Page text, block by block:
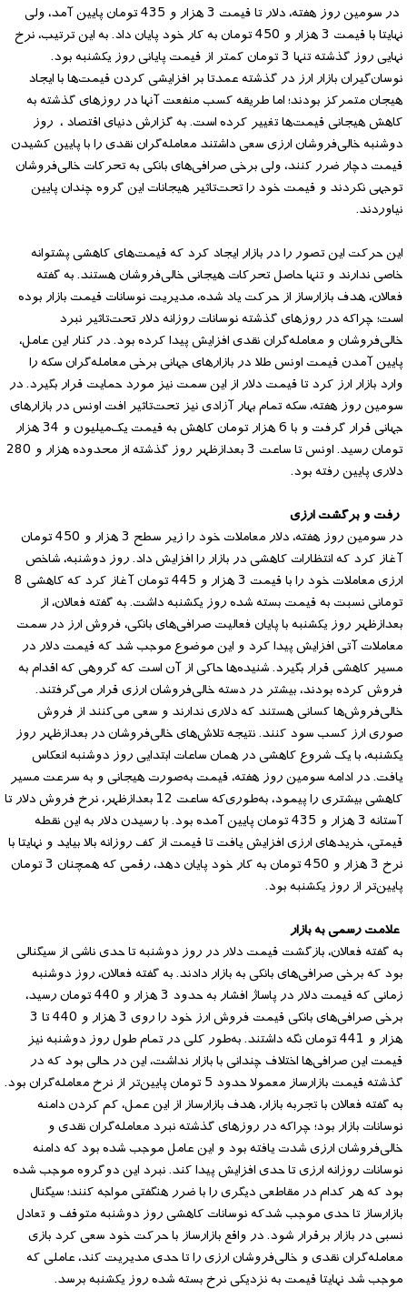
در سومین روز هفته، دلار تا قیمت 3 هزار و 435 تومان پایین آمد، ولی
نهایتا با قیمت 3 هزار و 450 تومان به کار خود پایان داد. به این ترتیب، نرخ
نهایی روز گذشته تنها 3 تومان کمتر از قیمت پایانی روز یکشنبه بود.
نوسان‌گیران بازار ارز در گذشته عمدتا بر افزایشی کردن قیمت‌ها با ایجاد
هیجان متمرکز بودند؛ اما طریقه کسب منفعت آنها در روزهای گذشته به
کاهش هیجانی قیمت‌ها تغییر کرده است. به گزارش دنیای اقتصاد ، روز
دوشنبه خالی‌فروشان ارزی سعی داشتند معامله‌گران نقدی را با پایین کشیدن
قیمت دچار ضرر کنند، ولی برخی صرافی‌های بانکی به تحرکات خالی‌فروشان
توجهی نکردند و قیمت خود را تحت‌تاثیر هیجانات این گروه چندان پایین
نیاوردند.
این حرکت این تصور را در بازار ایجاد کرد که قیمت‌های کاهشی پشتوانه
خاصی ندارند و تنها حاصل تحرکات هیجانی خالی‌فروشان هستند. به گفته
فعالان، هدف بازارساز از حرکت یاد شده، مدیریت نوسانات قیمت بازار بوده
است؛ چراکه در روزهای گذشته نوسانات روزانه دلار تحت‌تاثیر نبرد
خالی‌فروشان و معامله‌گران نقدی افزایش پیدا کرده بود. در کنار این عامل،
پایین آمدن قیمت اونس طلا در بازارهای جهانی برخی معامله‌گران سکه را
وارد بازار ارز کرد تا قیمت دلار از این سمت نیز مورد حمایت قرار بگیرد. در
سومین روز هفته، سکه تمام بهار آزادی نیز تحت‌تاثیر افت اونس در بازارهای
جهانی قرار گرفت و با 6 هزار تومان کاهش به قیمت یک‌میلیون و 34 هزار
تومان رسید. اونس تا ساعت 3 بعدازظهر روز گذشته از محدوده هزار و 280
دلاری پایین رفته بود.
رفت و برگشت ارزی
در سومین روز هفته، دلار معاملات خود را زیر سطح 3 هزار و 450 تومان
آغاز کرد که انتظارات کاهشی در بازار را افزایش داد. روز دوشنبه، شاخص
ارزی معاملات خود را با قیمت 3 هزار و 445 تومان آغاز کرد که کاهشی 8
تومانی نسبت به قیمت بسته شده روز یکشنبه داشت. به گفته فعالان، از
بعدازظهر روز یکشنبه با پایان فعالیت صرافی‌های بانکی، فروش ارز در سمت
معاملات آتی افزایش پیدا کرد و این موضوع موجب شد که قیمت دلار در
مسیر کاهشی قرار بگیرد. شنیده‌ها حاکی از آن است که گروهی که اقدام به
فروش کرده بودند، بیشتر در دسته خالی‌فروشان ارزی قرار می‌گرفتند.
خالی‌فروش‌ها کسانی هستند که دلاری ندارند و سعی می‌کنند از فروش
صوری ارز کسب سود کنند. نتیجه تلاش‌های خالی‌فروشان در بعدازظهر روز
یکشنبه، با یک شروع کاهشی در همان ساعات ابتدایی روز دوشنبه انعکاس
یافت. در ادامه سومین روز هفته، قیمت به‌صورت هیجانی و به سرعت مسیر
کاهشی بیشتری را پیمود، به‌طوری‌که ساعت 12 بعدازظهر، نرخ فروش دلار تا
آستانه 3 هزار و 435 تومان پایین آمده بود. با رسیدن دلار به این نقطه
قیمتی، خریدهای ارزی افزایش یافت تا قیمت از کف روزانه بالا بیاید و نهایتا با
نرخ 3 هزار و 450 تومان به کار خود پایان دهد، رقمی که همچنان 3 تومان
پایین‌تر از روز یکشنبه بود.
علامت رسمی به بازار
به گفته فعالان، بازگشت قیمت دلار در روز دوشنبه تا حدی ناشی از سیگنالی
بود که برخی صرافی‌های بانکی به بازار دادند. به گفته فعالان، روز دوشنبه
زمانی که قیمت دلار در پاساژ افشار به حدود 3 هزار و 440 تومان رسید،
برخی صرافی‌های بانکی قیمت فروش ارز خود را روی 3 هزار و 440 تا 3
هزار و 441 تومان نگه داشتند. به‌طور کلی در تمام طول روز دوشنبه نیز
قیمت این صرافی‌ها اختلاف چندانی با بازار نداشت، این در حالی بود که در
گذشته قیمت بازارساز معمولا حدود 5 تومان پایین‌تر از نرخ معامله‌گران بود.
به گفته فعالان با تجربه بازار، هدف بازارساز از این عمل، کم کردن دامنه
نوسانات بازار بود؛ چراکه در روزهای گذشته نبرد معامله‌گران نقدی و
خالی‌فروشان ارزی شدت یافته بود و این عامل موجب شده بود که دامنه
نوسانات روزانه ارزی تا حدی افزایش پیدا کند. نبرد این دوگروه موجب شده
بود که هر کدام در مقاطعی دیگری را با ضرر هنگفتی مواجه کنند؛ سیگنال
بازارساز تا حدی موجب شدکه نوسانات کاهشی روز دوشنبه متوقف و تعادل
نسبی در بازار برقرار شود. در واقع بازارساز با حرکت خود سعی کرد بازی
معامله‌گران نقدی و خالی‌فروشان ارزی را تا حدی مدیریت کند، عاملی که
موجب شد نهایتا قیمت به نزدیکی نرخ بسته شده روز یکشنبه برسد.